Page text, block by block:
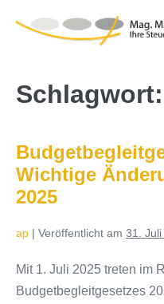
Inhalt
Schlagwort:
Wichtige
2025
ap | Veröffentlicht am 31. Juli
Mit 1. Juli 2025 treten im
Budgetbegleitgesetzes